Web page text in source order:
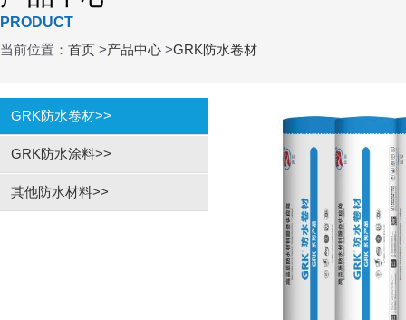
PRODUCT
当前位置： 首页 >产品中心 >GRK防水卷材
GRK防水卷材>>
GRK防水涂料>>
其他防水材料>>